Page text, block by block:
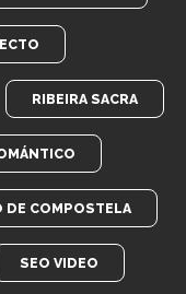
RIBEIRA SACRA
DE COMPOSTELA
SEO VIDEO